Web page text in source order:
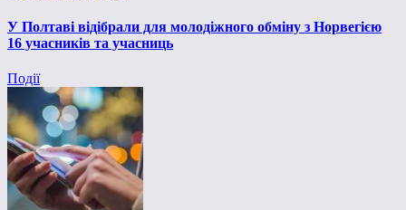
У Полтаві відібрали для молодіжного обміну з Норвегією
16 учасників та учасниць
Події